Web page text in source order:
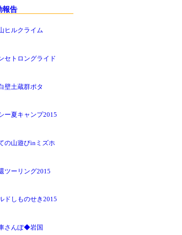
報告
ヒルクライム
セトロングライド
壁土蔵群ポタ
ー夏キャンプ2015
の山遊びinミズホ
ツーリング2015
ドしものせき2015
さんぽ◆岩国